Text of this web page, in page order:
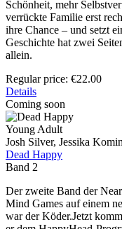
Schönheit, mehr
verrückte Familie erst
ihre Chance – und setzt
Geschichte hat zwei
allein.
Regular price: €22.00
Details
Coming soon
Young Adult
Josh Silver, Jessika
Dead Happy
Band 2
Der zweite Band der
Mind Games auf einem
war der Köder.Jetzt